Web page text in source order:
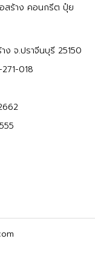
สร้าง คอนกรีต ปุ๋ย
ง จ.ปราจีนบุรี 25150
018